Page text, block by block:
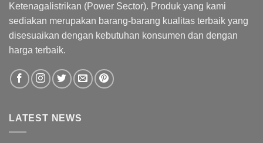
Ketenagalistrikan (Power Sector). Produk yang kami
sediakan merupakan barang-barang kualitas terbaik yang
disesuaikan dengan kebutuhan konsumen dan dengan
harga terbaik.
LATEST NEWS